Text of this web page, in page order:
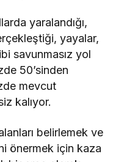
yaralandığı,
yayalar,
savunmasız yol
50’sinden
mevcut
kalıyor.
belirlemek ve
önermek için kaza